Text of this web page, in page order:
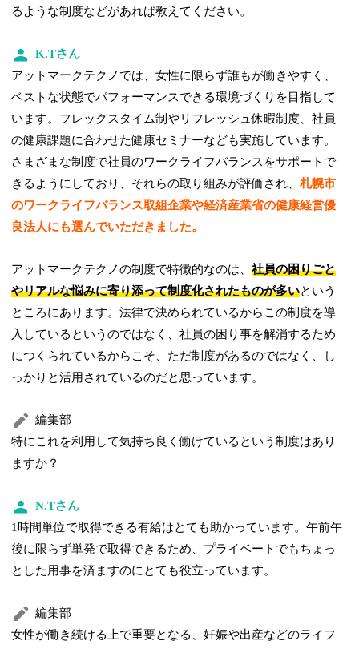
るような制度などがあれば教えてください。
K.Tさん
アットマークテクノでは、女性に限らず誰もが働きやすく、
ベストな状態でパフォーマンスできる環境づくりを目指して
います。フレックスタイム制やリフレッシュ休暇制度、社員
の健康課題に合わせた健康セミナーなども実施しています。
さまざまな制度で社員のワークライフバランスをサポートで
きるようにしており、それらの取り組みが評価され、札幌市
のワークライフバランス取組企業や経済産業省の健康経営優
良法人にも選んでいただきました。
アットマークテクノの制度で特徴的なのは、社員の困りごと
やリアルな悩みに寄り添って制度化されたものが多いという
ところにあります。法律で決められているからこの制度を導
入しているというのではなく、社員の困り事を解消するため
につくられているからこそ、ただ制度があるのではなく、し
っかりと活用されているのだと思っています。
編集部
特にこれを利用して気持ち良く働けているという制度はあり
ますか？
N.Tさん
1時間単位で取得できる有給はとても助かっています。午前午
後に限らず単発で取得できるため、プライベートでもちょっ
とした用事を済ますのにとても役立っています。
編集部
女性が働き続ける上で重要となる、妊娠や出産などのライフ